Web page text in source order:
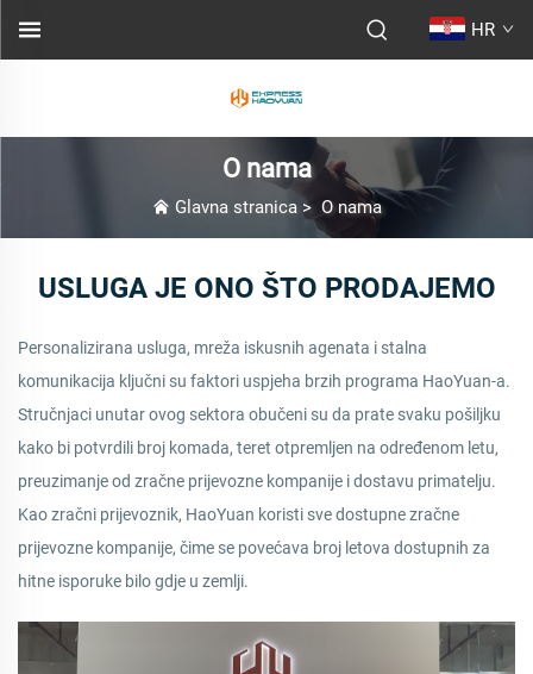
HR
O nama
Glavna stranica> O nama
USLUGA JE ONO ŠTO PRODAJEMO
Personalizirana usluga, mreža iskusnih agenata i stalna
komunikacija ključni su faktori uspjeha brzih programa HaoYuan-a.
Stručnjaci unutar ovog sektora obučeni su da prate svaku pošiljku
kako bi potvrdili broj komada, teret otpremljen na određenom letu,
preuzimanje od zračne prijevozne kompanije i dostavu primatelju.
Kao zračni prijevoznik, HaoYuan koristi sve dostupne zračne
prijevozne kompanije, čime se povećava broj letova dostupnih za
hitne isporuke bilo gdje u zemlji.